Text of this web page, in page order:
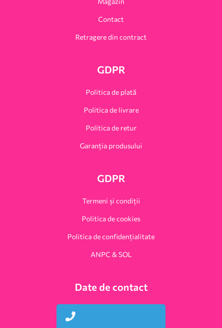
Contact
Retragere din contract
GDPR
Politica de plată
Politica de livrare
Politica de retur
Garanția produsului
GDPR
Termeni și condiții
Politica de cookies
Politica de confidențialitate
ANPC & SOL
Date de contact